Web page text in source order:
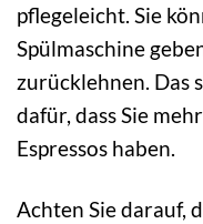
pflegeleicht. Sie
Spülmaschine
zurücklehnen. Das
dafür, dass Sie
Espressos haben.
Achten Sie darauf,